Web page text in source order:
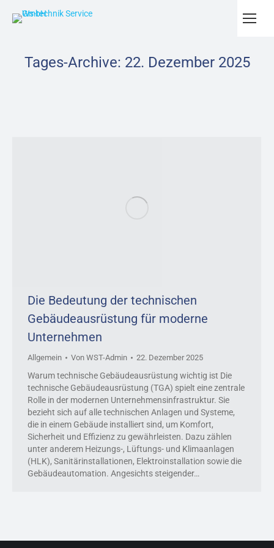
Tages-Archive: 22. Dezember 2025
Die Bedeutung der technischen
Gebäudeausrüstung für moderne
Unternehmen
Allgemein Von WST-Admin 22. Dezember 2025
Warum technische Gebäudeausrüstung wichtig ist Die
technische Gebäudeausrüstung (TGA) spielt eine zentrale
Rolle in der modernen Unternehmensinfrastruktur. Sie
bezieht sich auf alle technischen Anlagen und Systeme,
die in einem Gebäude installiert sind, um Komfort,
Sicherheit und Effizienz zu gewährleisten. Dazu zählen
unter anderem Heizungs-, Lüftungs- und Klimaanlagen
(HLK), Sanitärinstallationen, Elektroinstallation sowie die
Gebäudeautomation. Angesichts steigender…